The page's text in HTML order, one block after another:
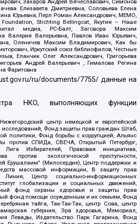
Захаров Андрей Вячеславович, Симонов
Елизавета Дмитриевна, Соловьева Елена
Юрьевна, Перл Роман Александрович, МЕМО,
Foundation, Stichting Bellingcat, Якутия – Наше
медиа, РС-Балт, Заговора Максим
Валерия Валерьевна, Павлов Иван Юрьевич,
Оленичев Максим Владимирович, Как бы
Иркутский союз библиофилов, Честные
Еланчик Олег Александрович, Григорьева
Андрей Валерьевич , Гималова Регина
Фаритовна
ru/documents/7755/ данные на
НКО, выполняющих функции
центр немецкой и европейской
исследований, Фонд защиты прав граждан Штаб,
политики, Фонд борьбы с коррупцией, Альянс
против СПИДа, СВЕЧА, Открытый Петербург,
Лига Избирателей, Правовая инициатива,
против экологической преступности,
Ерушалаим" (Милосердие), Центр поддержки и
массовой информации, В защиту прав
Центр социально-информационных
глобализации и социальных движений,
фонд охраны здоровья и защиты прав
фонд помощи осужденным и их семьям, Фонд
тайга, Так-Так-Так, центр Сова, центр
губерния, Эра здоровья, Мемориал,
Левады, Издательство Парк Гагарина, Фонд